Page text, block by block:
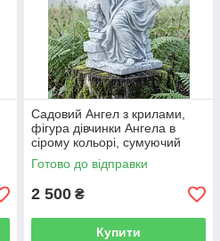
Садовий Ангел з крилами,
фігура дівчинки Ангела в
сірому кольорі, сумуючий
Ангел на могилу 43 см
Готово до відправки
2 500 ₴
Купити